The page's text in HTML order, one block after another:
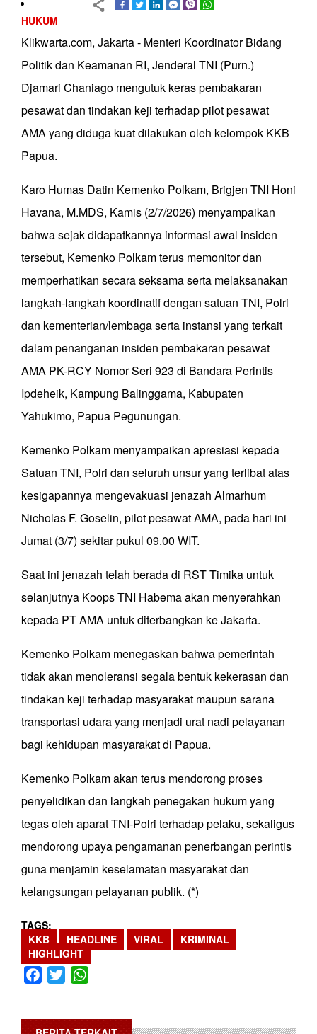
HUKUM
Klikwarta.com, Jakarta - Menteri Koordinator Bidang
Politik dan Keamanan RI, Jenderal TNI (Purn.)
Djamari Chaniago mengutuk keras pembakaran
pesawat dan tindakan keji terhadap pilot pesawat
AMA yang diduga kuat dilakukan oleh kelompok KKB
Papua.
Karo Humas Datin Kemenko Polkam, Brigjen TNI Honi
Havana, M.MDS, Kamis (2/7/2026) menyampaikan
bahwa sejak didapatkannya informasi awal insiden
tersebut, Kemenko Polkam terus memonitor dan
memperhatikan secara seksama serta melaksanakan
langkah-langkah koordinatif dengan satuan TNI, Polri
dan kementerian/lembaga serta instansi yang terkait
dalam penanganan insiden pembakaran pesawat
AMA PK-RCY Nomor Seri 923 di Bandara Perintis
Ipdeheik, Kampung Balinggama, Kabupaten
Yahukimo, Papua Pegunungan.
Kemenko Polkam menyampaikan apresiasi kepada
Satuan TNI, Polri dan seluruh unsur yang terlibat atas
kesigapannya mengevakuasi jenazah Almarhum
Nicholas F. Goselin, pilot pesawat AMA, pada hari ini
Jumat (3/7) sekitar pukul 09.00 WIT.
Saat ini jenazah telah berada di RST Timika untuk
selanjutnya Koops TNI Habema akan menyerahkan
kepada PT AMA untuk diterbangkan ke Jakarta.
Kemenko Polkam menegaskan bahwa pemerintah
tidak akan menoleransi segala bentuk kekerasan dan
tindakan keji terhadap masyarakat maupun sarana
transportasi udara yang menjadi urat nadi pelayanan
bagi kehidupan masyarakat di Papua.
Kemenko Polkam akan terus mendorong proses
penyelidikan dan langkah penegakan hukum yang
tegas oleh aparat TNI-Polri terhadap pelaku, sekaligus
mendorong upaya pengamanan penerbangan perintis
guna menjamin keselamatan masyarakat dan
kelangsungan pelayanan publik. (*)
TAGS
KKB
HEADLINE VIRAL
KRIMINAL
HIGHLIGHT
Facebook
Twitter